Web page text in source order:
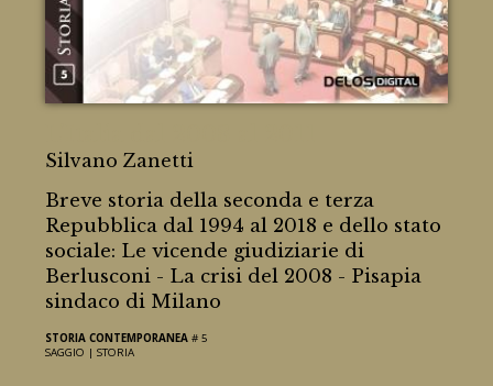
Silvano Zanetti
Breve storia della seconda e terza
Repubblica dal 1994 al 2018 e dello stato
sociale: Le vicende giudiziarie di
Berlusconi - La crisi del 2008 - Pisapia
sindaco di Milano
STORIA CONTEMPORANEA # 5
SAGGIO |STORIA